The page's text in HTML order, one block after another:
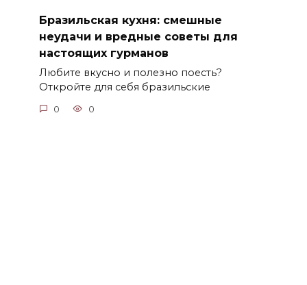
Бразильская кухня: смешные
неудачи и вредные советы для
настоящих гурманов
Любите вкусно и полезно поесть?
Откройте для себя бразильские
0 0